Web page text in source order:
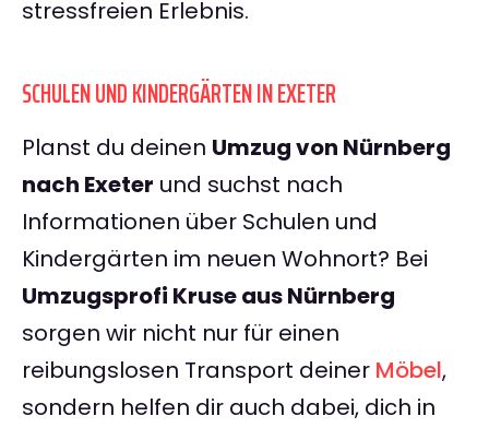
stressfreien Erlebnis.
SCHULEN UND KINDERGÄRTEN IN EXETER
Planst du deinen Umzug von Nürnberg
nach Exeter und suchst nach
Informationen über Schulen und
Kindergärten im neuen Wohnort? Bei
Umzugsprofi Kruse aus Nürnberg
sorgen wir nicht nur für einen
reibungslosen Transport deiner Möbel,
sondern helfen dir auch dabei, dich in